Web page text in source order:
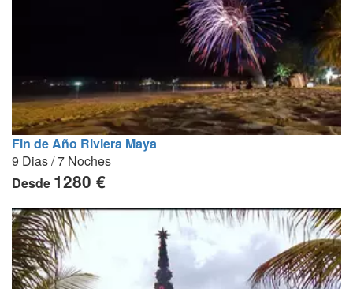
Fin de Año Riviera Maya
9 Dias / 7 Noches
Desde 1280 €